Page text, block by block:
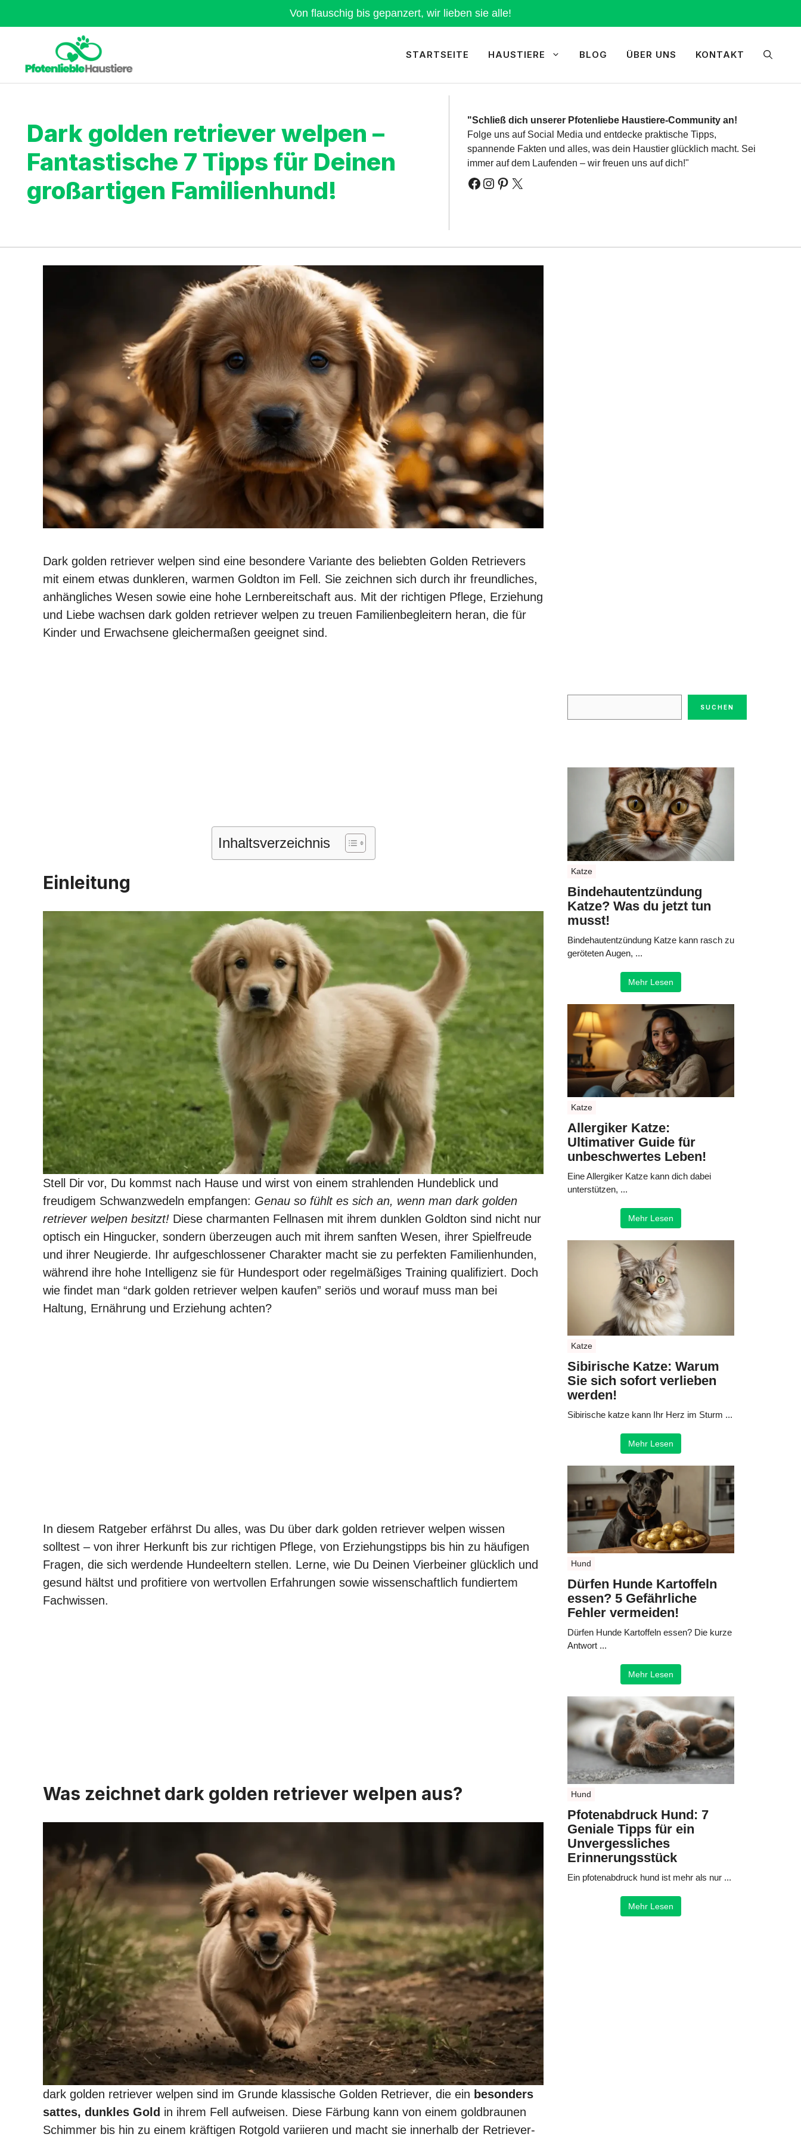
Von flauschig bis gepanzert, wir lieben sie alle!
STARTSEITE HAUSTIERE BLOG ÜBER UNS KONTAKT
Dark golden retriever welpen –
Fantastische 7 Tipps für Deinen
großartigen Familienhund!
"Schließ dich unserer Pfotenliebe Haustiere-Community an!
Folge uns auf Social Media und entdecke praktische Tipps,
spannende Fakten und alles, was dein Haustier glücklich macht. Sei
immer auf dem Laufenden – wir freuen uns auf dich!"
Dark golden retriever welpen sind eine besondere Variante des beliebten Golden Retrievers
mit einem etwas dunkleren, warmen Goldton im Fell. Sie zeichnen sich durch ihr freundliches,
anhängliches Wesen sowie eine hohe Lernbereitschaft aus. Mit der richtigen Pflege, Erziehung
und Liebe wachsen dark golden retriever welpen zu treuen Familienbegleitern heran, die für
Kinder und Erwachsene gleichermaßen geeignet sind.
Inhaltsverzeichnis
Einleitung
Stell Dir vor, Du kommst nach Hause und wirst von einem strahlenden Hundeblick und
freudigem Schwanzwedeln empfangen: Genau so fühlt es sich an, wenn man dark golden
retriever welpen besitzt! Diese charmanten Fellnasen mit ihrem dunklen Goldton sind nicht nur
optisch ein Hingucker, sondern überzeugen auch mit ihrem sanften Wesen, ihrer Spielfreude
und ihrer Neugierde. Ihr aufgeschlossener Charakter macht sie zu perfekten Familienhunden,
während ihre hohe Intelligenz sie für Hundesport oder regelmäßiges Training qualifiziert. Doch
wie findet man “dark golden retriever welpen kaufen” seriös und worauf muss man bei
Haltung, Ernährung und Erziehung achten?
In diesem Ratgeber erfährst Du alles, was Du über dark golden retriever welpen wissen
solltest – von ihrer Herkunft bis zur richtigen Pflege, von Erziehungstipps bis hin zu häufigen
Fragen, die sich werdende Hundeeltern stellen. Lerne, wie Du Deinen Vierbeiner glücklich und
gesund hältst und profitiere von wertvollen Erfahrungen sowie wissenschaftlich fundiertem
Fachwissen.
Was zeichnet dark golden retriever welpen aus?
dark golden retriever welpen sind im Grunde klassische Golden Retriever, die ein besonders
sattes, dunkles Gold in ihrem Fell aufweisen. Diese Färbung kann von einem goldbraunen
Schimmer bis hin zu einem kräftigen Rotgold variieren und macht sie innerhalb der Retriever-
SUCHEN
Katze
Bindehautentzündung
Katze? Was du jetzt tun
musst!
Bindehautentzündung Katze kann rasch zu
geröteten Augen, ...
Mehr Lesen
Katze
Allergiker Katze:
Ultimativer Guide für
unbeschwertes Leben!
Eine Allergiker Katze kann dich dabei
unterstützen, ...
Mehr Lesen
Katze
Sibirische Katze: Warum
Sie sich sofort verlieben
werden!
Sibirische katze kann Ihr Herz im Sturm ...
Mehr Lesen
Hund
Dürfen Hunde Kartoffeln
essen? 5 Gefährliche
Fehler vermeiden!
Dürfen Hunde Kartoffeln essen? Die kurze
Antwort ...
Mehr Lesen
Hund
Pfotenabdruck Hund: 7
Geniale Tipps für ein
Unvergessliches
Erinnerungsstück
Ein pfotenabdruck hund ist mehr als nur ...
Mehr Lesen